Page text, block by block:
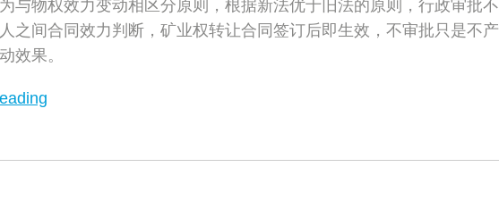
与物权效力变动相区分原则，根据新法优于旧法的原则，行政审批不
之间合同效力判断，矿业权转让合同签订后即生效，不审批只是不产
效果。